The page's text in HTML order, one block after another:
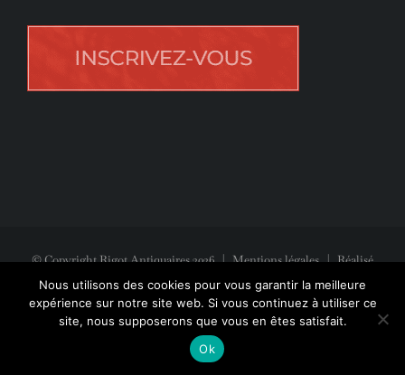
© Copyright Rigot Antiquaires2026|Mentions légales| Réalisé
avec la participation deJeff Concept
FacebookInstagram
Nous utilisons des cookies pour vous garantir la meilleure
expérience sur notre site web. Si vous continuez à utiliser ce
site, nous supposerons que vous en êtes satisfait.
Ok